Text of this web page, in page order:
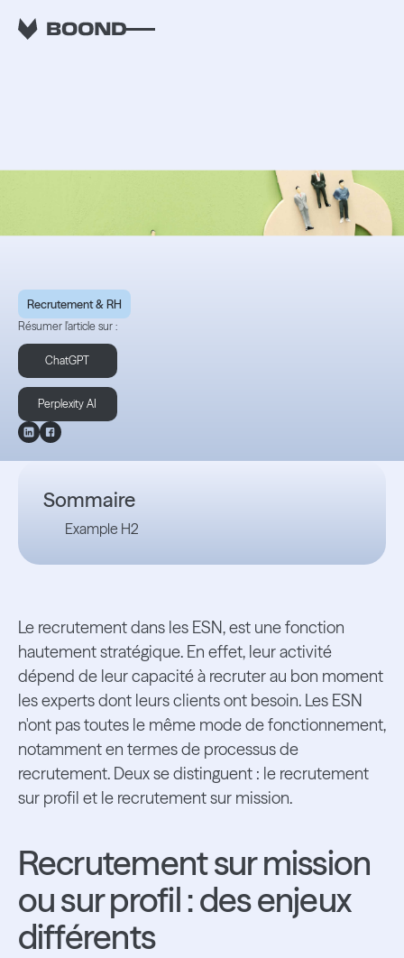
RETOUR
Recrutement & RH
Résumer l'article sur :
ChatGPT
Perplexity AI
Sommaire
Example H2
Le recrutement dans les ESN, est une fonction
hautement stratégique. En effet, leur activité
dépend de leur capacité à recruter au bon moment
les experts dont leurs clients ont besoin. Les ESN
n'ont pas toutes le même mode de fonctionnement,
notamment en termes de processus de
recrutement. Deux se distinguent : le recrutement
sur profil et le recrutement sur mission.
Recrutement sur mission
ou sur profil : des enjeux
différents